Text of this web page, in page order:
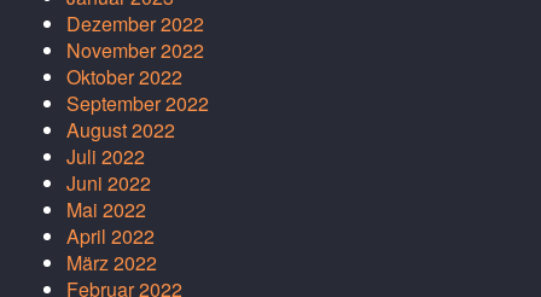
Dezember 2022
November 2022
Oktober 2022
September 2022
August 2022
Juli 2022
Juni 2022
Mai 2022
April 2022
März 2022
Februar 2022